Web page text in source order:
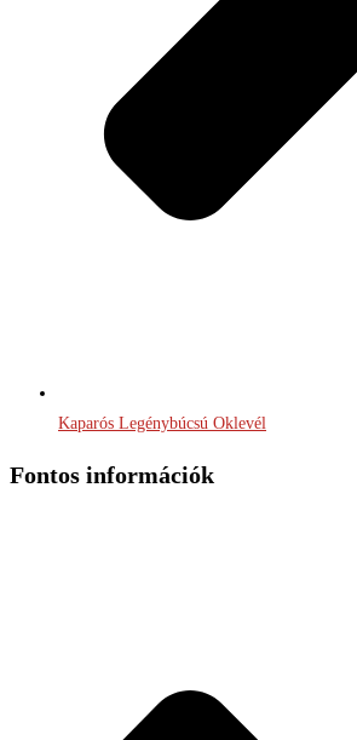
Kaparós Legénybúcsú Oklevél
Fontos információk